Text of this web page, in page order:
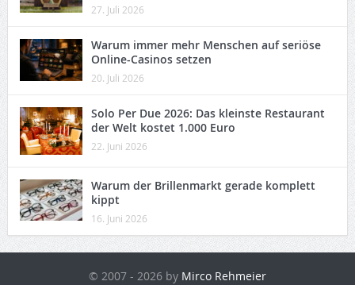
27. Juli 2026
Warum immer mehr Menschen auf seriöse
Online-Casinos setzen
20. Juli 2026
Solo Per Due 2026: Das kleinste Restaurant
der Welt kostet 1.000 Euro
22. Juni 2026
Warum der Brillenmarkt gerade komplett
kippt
16. Juni 2026
© 2007 - 2026 by Mirco Rehmeier